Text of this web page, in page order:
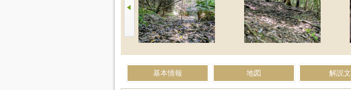
基本情報 地図 解説文